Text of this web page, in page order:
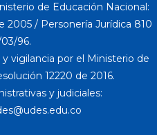
de Educación Nacional:
2005 / Personería Jurídica 810
96.
vigilancia por el Ministerio de
12220 de 2016.
y judiciales: